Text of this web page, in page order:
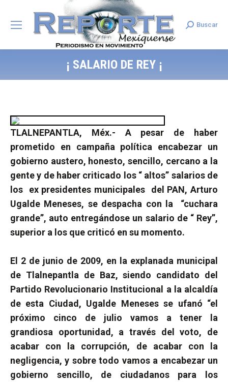
Search:
Buscar
¡ SALARIO DE REY ¡
TLALNEPANTLA, Méx.- A pesar de haber
prometido en campaña política encabezar un
gobierno austero, honesto, sencillo, cercano a la
gente y de haber criticado los “ altos” salarios de
los
ex presidentes municipales
del PAN, Arturo
Ugalde Meneses, se despacha con la
“cuchara
grande”, auto entregándose un salario de “ Rey”,
superior a los que criticó en su momento.
El 2 de junio de 2009, en la explanada municipal
de Tlalnepantla de Baz, siendo candidato del
Partido Revolucionario Institucional a la alcaldía
de esta Ciudad, Ugalde Meneses se ufanó “el
próximo cinco de julio vamos a tener la
grandiosa oportunidad, a través del voto, de
acabar con la corrupción, de acabar con la
negligencia, y sobre todo vamos a encabezar un
gobierno sencillo, de ciudadanos para los